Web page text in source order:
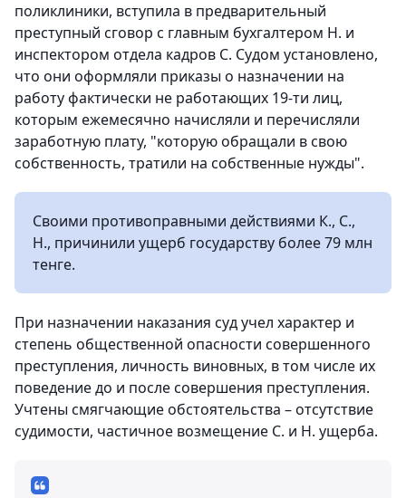
поликлиники, вступила в предварительный
преступный сговор с главным бухгалтером Н. и
инспектором отдела кадров С. Судом установлено,
что они оформляли приказы о назначении на
работу фактически не работающих 19-ти лиц,
которым ежемесячно начисляли и перечисляли
заработную плату, "которую обращали в свою
собственность, тратили на собственные нужды".
Своими противоправными действиями К., С.,
Н., причинили ущерб государству более 79 млн
тенге.
При назначении наказания суд учел характер и
степень общественной опасности совершенного
преступления, личность виновных, в том числе их
поведение до и после совершения преступления.
Учтены смягчающие обстоятельства – отсутствие
судимости, частичное возмещение С. и Н. ущерба.